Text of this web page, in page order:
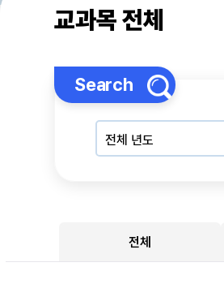
교과목 전체
Search
전체